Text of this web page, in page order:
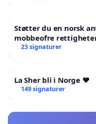
Støtter du en norsk
mobbeofre
23 signaturer
La Sher bli i Norge ❤️
149 signaturer